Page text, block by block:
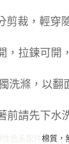
剪裁，輕穿
，拉鍊可開
洗滌，以翻
前請先下水
棉質，